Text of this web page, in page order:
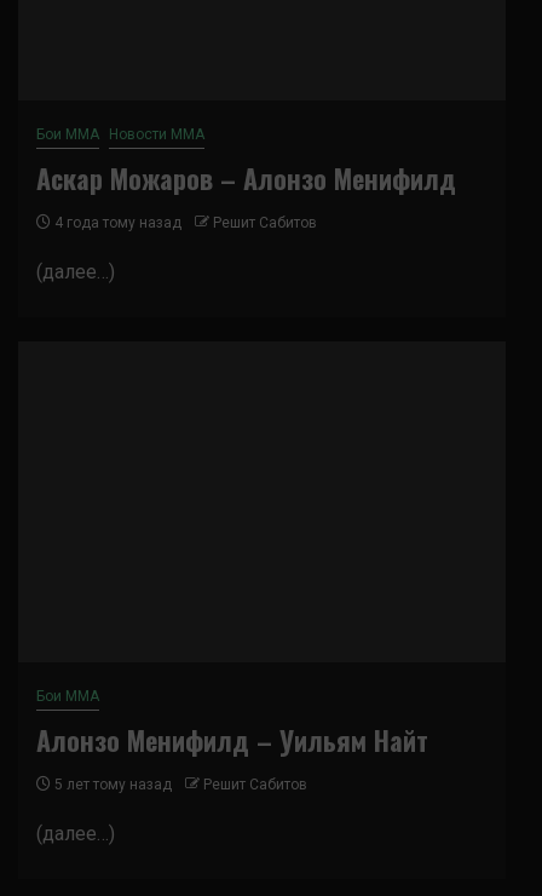
Бои ММА Новости ММА
Аскар Можаров – Алонзо Менифилд
4 года тому назад Решит Сабитов
(далее…)
Бои ММА
Алонзо Менифилд – Уильям Найт
5 лет тому назад Решит Сабитов
(далее…)